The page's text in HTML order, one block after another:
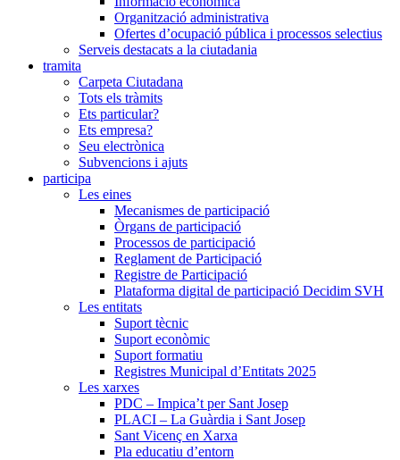
Organització administrativa
Ofertes d’ocupació pública i processos selectius
Serveis destacats a la ciutadania
tramita
Carpeta Ciutadana
Tots els tràmits
Ets particular?
Ets empresa?
Seu electrònica
Subvencions i ajuts
participa
Les eines
Mecanismes de participació
Òrgans de participació
Processos de participació
Reglament de Participació
Registre de Participació
Plataforma digital de participació Decidim SVH
Les entitats
Suport tècnic
Suport econòmic
Suport formatiu
Registres Municipal d’Entitats 2025
Les xarxes
PDC – Impica’t per Sant Josep
PLACI – La Guàrdia i Sant Josep
Sant Vicenç en Xarxa
Pla educatiu d’entorn